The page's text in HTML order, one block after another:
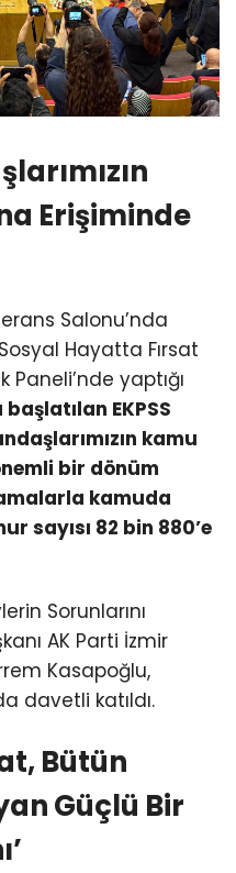
Erişiminde
Salonu’nda
Hayatta Fırsat
Paneli’nde yaptığı
başlatılan EKPSS
kamu
bir dönüm
kamuda
sayısı 82 bin 880’e
Sorunlarını
AK Parti İzmir
Kasapoğlu,
davetli katıldı.
Bütün
Güçlü Bir